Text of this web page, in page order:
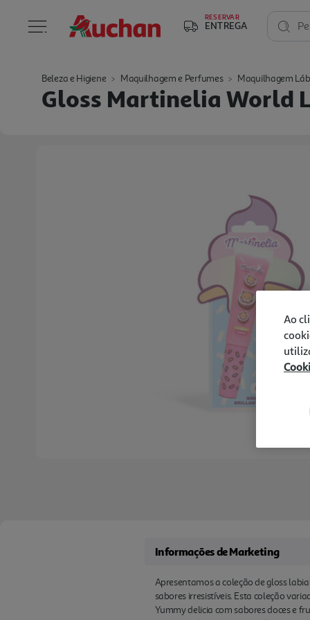
RESERVAR
ENTREGA
Beleza e Higiene Maquilhagem e Perfumes Maquilhagem
Gloss Martinelia World
Informações de Marketing
Apresentamos a coleção de gloss
sabores irresistíveis. Esta coleção
Yummy delicia com sabores doces e
Ao